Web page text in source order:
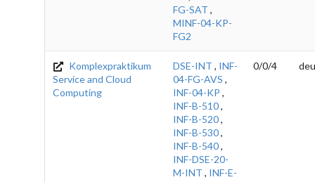
FG-SAT ,
MINF-04-KP-
FG2
Komplexpraktikum
Service and Cloud
Computing
DSE-INT , INF-
04-FG-AVS ,
INF-04-KP ,
INF-B-510,
INF-B-520,
INF-B-530,
INF-B-540,
INF-DSE-20-
M-INT , INF-E-
0/0/4